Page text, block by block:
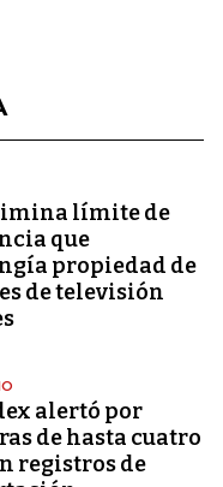
límite de
que
propiedad de
de televisión
alertó por
de hasta cuatro
registros de